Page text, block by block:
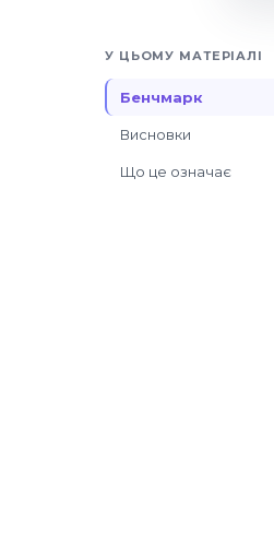
У ЦЬОМУ МАТЕРІАЛІ
Бенчмарк
Висновки
Що це означає